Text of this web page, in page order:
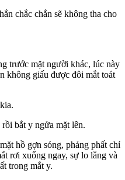
chắc chắn sẽ không tha cho
trước mặt người khác, lúc này
không giấu được đôi mắt toát
bắt y ngửa mặt lên.
hồ gợn sóng, phảng phất chỉ
rơi xuống ngay, sự lo lắng và
trong mắt y.